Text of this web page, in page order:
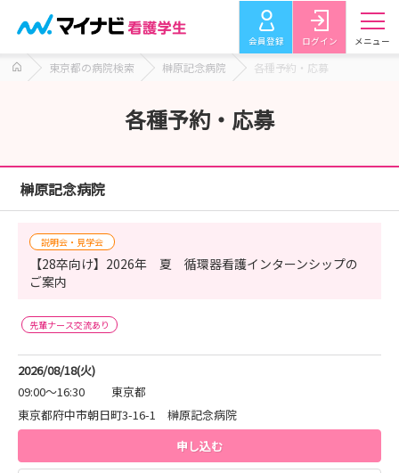
会員登録 ログイン メニュー
東京都の病院検索 榊原記念病院 各種予約・応募
各種予約・応募
榊原記念病院
説明会・見学会
【28卒向け】2026年 夏 循環器看護インターンシップの
ご案内
先輩ナース交流あり
2026/08/18(火)
09:00～16:30
東京都
東京都府中市朝日町3-16-1 榊原記念病院
申し込む